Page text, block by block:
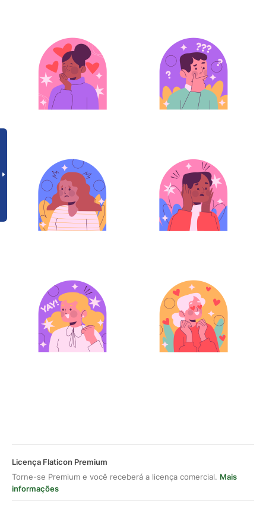
Licença Flaticon Premium
Torne-se Premium e você receberá a licença comercial. Mais
informações